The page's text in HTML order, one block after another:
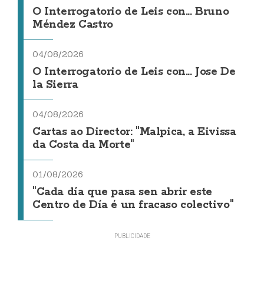
O Interrogatorio de Leis con... Bruno
Méndez Castro
04/08/2026
O Interrogatorio de Leis con... Jose De
la Sierra
04/08/2026
Cartas ao Director: "Malpica, a Eivissa
da Costa da Morte"
01/08/2026
"Cada día que pasa sen abrir este
Centro de Día é un fracaso colectivo"